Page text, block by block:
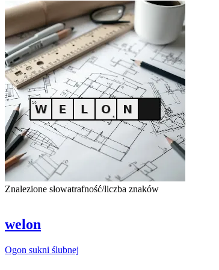
Znalezione słowatrafność/liczba znaków
welon
Ogon sukni ślubnej